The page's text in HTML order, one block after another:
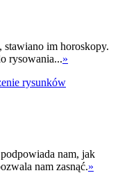
stawiano im horoskopy.
rysowania...»
rysunków
nam, jak
nam zasnąć.»